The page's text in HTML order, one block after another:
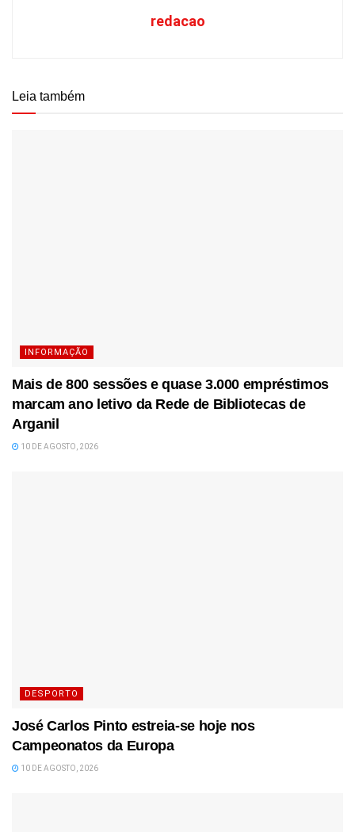
redacao
Leia também
INFORMAÇÃO
Mais de 800 sessões e quase 3.000 empréstimos
marcam ano letivo da Rede de Bibliotecas de
Arganil
10 DE AGOSTO, 2026
DESPORTO
José Carlos Pinto estreia-se hoje nos
Campeonatos da Europa
10 DE AGOSTO, 2026